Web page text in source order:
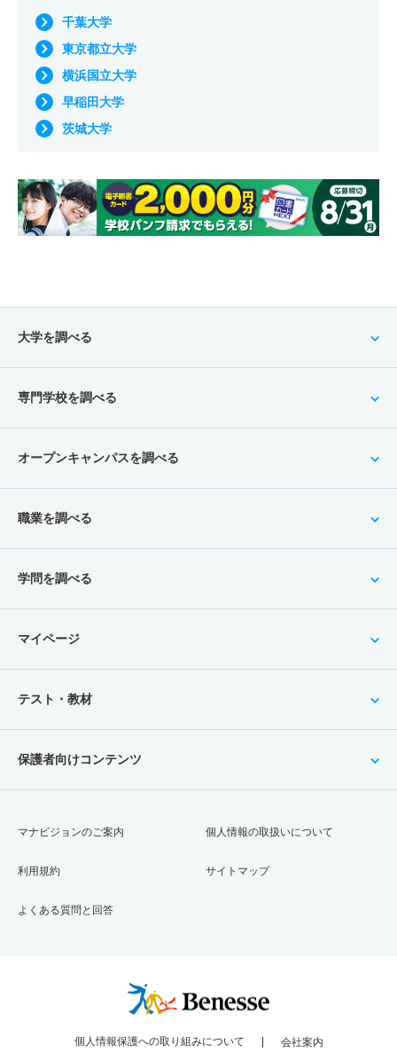
千葉大学
東京都立大学
横浜国立大学
早稲田大学
茨城大学
大学を調べる
専門学校を調べる
オープンキャンパスを調べる
職業を調べる
学問を調べる
マイページ
テスト・教材
保護者向けコンテンツ
マナビジョンのご案内
利用規約
よくある質問と回答
個人情報の取扱いについて
サイトマップ
個人情報保護への取り組みについて 会社案内